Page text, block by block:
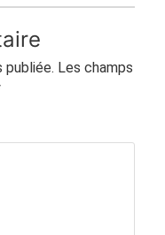
publiée. Les champs